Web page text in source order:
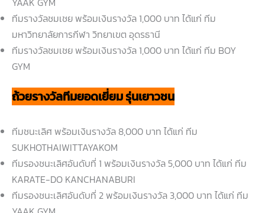
ทีมรางวัลชมเชย พร้อมเงินรางวัล 1,000 บาท ได้แก่ ทีม
มหาวิทยาลัยการกีฬา วิทยาเขต อุดรธานี
ทีมรางวัลชมเชย พร้อมเงินรางวัล 1,000 บาท ได้แก่ ทีม BOY
GYM
ถ้วยรางวัลทีมยอดเยี่ยม รุ่นเยาวชน
ทีมชนะเลิศ พร้อมเงินรางวัล 8,000 บาท ได้แก่ ทีม
SUKHOTHAIWITTAYAKOM
ทีมรองชนะเลิศอันดับที่ 1 พร้อมเงินรางวัล 5,000 บาท ได้แก่ ทีม
KARATE-DO KANCHANABURI
ทีมรองชนะเลิศอันดับที่ 2 พร้อมเงินรางวัล 3,000 บาท ได้แก่ ทีม